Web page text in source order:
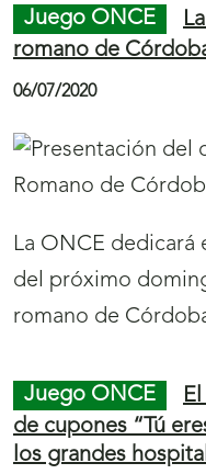
Juego ONCE
romano de
06/07/2020
La ONCE dedicará
del próximo
romano de
Juego ONCE
de cupones “Tú
los grandes